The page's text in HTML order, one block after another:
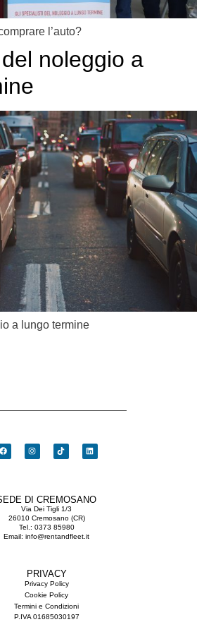
l’auto?
noleggio a
a lungo termine
DI CREMOSANO
Via Dei Tigli 1/3
26010 Cremosano (CR)
Tel.: 0373 85980
Email: info@rentandfleet.it
PRIVACY
Privacy Policy
Cookie Policy
Termini e Condizioni
P.IVA 01685030197